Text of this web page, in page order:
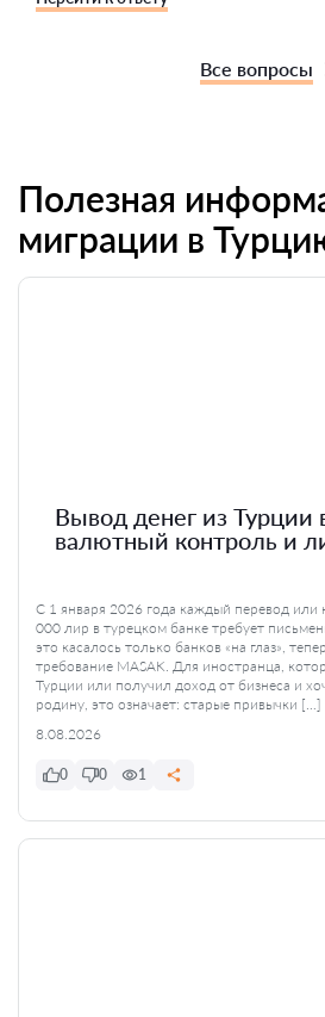
Все вопросы
Полезная
миграции в
Вывод денег из Турции
валютный контроль и
С 1 января 2026 года каждый перевод или
000 лир в турецком банке требует
это касалось только банков «на глаз»,
требование MASAK. Для иностранца,
Турции или получил доход от бизнеса и
родину, это означает: старые привычки […]
8.08.2026
0 0 1